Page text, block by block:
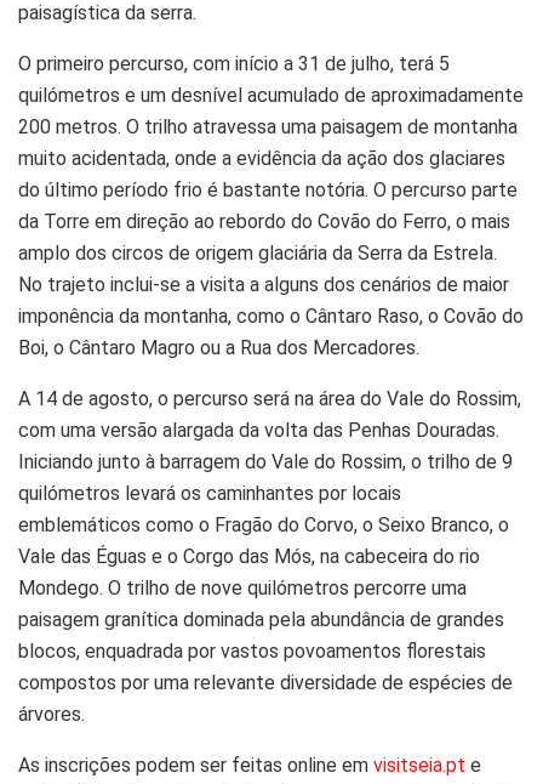
paisagística da serra.
O primeiro percurso, com início a 31 de julho, terá 5
quilómetros e um desnível acumulado de aproximadamente
200 metros. O trilho atravessa uma paisagem de montanha
muito acidentada, onde a evidência da ação dos glaciares
do último período frio é bastante notória. O percurso parte
da Torre em direção ao rebordo do Covão do Ferro, o mais
amplo dos circos de origem glaciária da Serra da Estrela.
No trajeto inclui-se a visita a alguns dos cenários de maior
imponência da montanha, como o Cântaro Raso, o Covão do
Boi, o Cântaro Magro ou a Rua dos Mercadores.
A 14 de agosto, o percurso será na área do Vale do Rossim,
com uma versão alargada da volta das Penhas Douradas.
Iniciando junto à barragem do Vale do Rossim, o trilho de 9
quilómetros levará os caminhantes por locais
emblemáticos como o Fragão do Corvo, o Seixo Branco, o
Vale das Éguas e o Corgo das Mós, na cabeceira do rio
Mondego. O trilho de nove quilómetros percorre uma
paisagem granítica dominada pela abundância de grandes
blocos, enquadrada por vastos povoamentos florestais
compostos por uma relevante diversidade de espécies de
árvores.
As inscrições podem ser feitas online em visitseia.pt e